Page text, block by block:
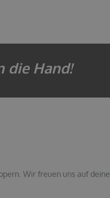
die Hand!
Wir freuen uns auf deine